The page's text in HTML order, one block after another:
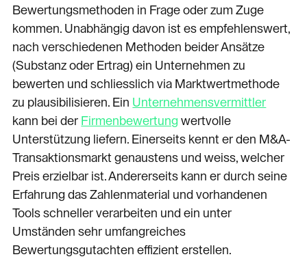
Bewertungsmethoden in Frage oder zum Zuge
kommen. Unabhängig davon ist es empfehlenswert,
nach verschiedenen Methoden beider Ansätze
(Substanz oder Ertrag) ein Unternehmen zu
bewerten und schliesslich via Marktwertmethode
zu plausibilisieren. Ein Unternehmensvermittler
kann bei der Firmenbewertung wertvolle
Unterstützung liefern. Einerseits kennt er den M&A-
Transaktionsmarkt genaustens und weiss, welcher
Preis erzielbar ist. Andererseits kann er durch seine
Erfahrung das Zahlenmaterial und vorhandenen
Tools schneller verarbeiten und ein unter
Umständen sehr umfangreiches
Bewertungsgutachten effizient erstellen.